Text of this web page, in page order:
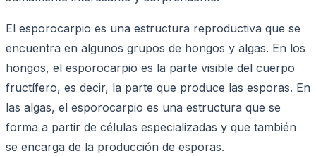
El esporocarpio es una estructura reproductiva que se
encuentra en algunos grupos de hongos y algas. En los
hongos, el esporocarpio es la parte visible del cuerpo
fructífero, es decir, la parte que produce las esporas. En
las algas, el esporocarpio es una estructura que se
forma a partir de células especializadas y que también
se encarga de la producción de esporas.